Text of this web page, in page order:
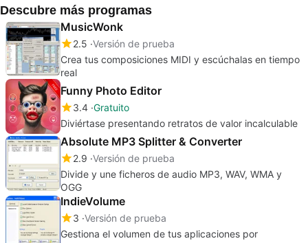
Descubre más programas
MusicWonk
2.5 Versión de prueba
Crea tus composiciones MIDI y escúchalas en tiempo
real
Funny Photo Editor
3.4 Gratuito
Diviértase presentando retratos de valor incalculable
Absolute MP3 Splitter & Converter
2.9 Versión de prueba
Divide y une ficheros de audio MP3, WAV, WMA y
OGG
IndieVolume
3 Versión de prueba
Gestiona el volumen de tus aplicaciones por